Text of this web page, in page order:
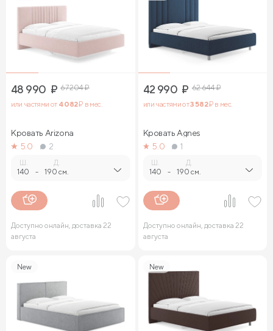
48 990 ₽ 67 204₽
или частями от 4 082₽ в мес.
Кровать Arizona
5.0
2
140 -
Д.
190 см.
Доступно онлайн, доставка 22
августа
42 990 ₽ 62 644₽
или частями от3 582₽ в мес.
Кровать Agnes
5.0
1
140 -
Д.
190 см.
Доступно онлайн, доставка 22
августа
New New